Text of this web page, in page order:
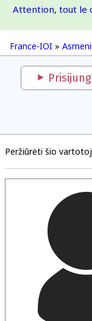
France-IOI »
Attention, tout le
Peržiūrėti šio